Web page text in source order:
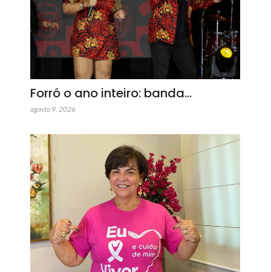
Forró o ano inteiro: banda…
agosto 9, 2026